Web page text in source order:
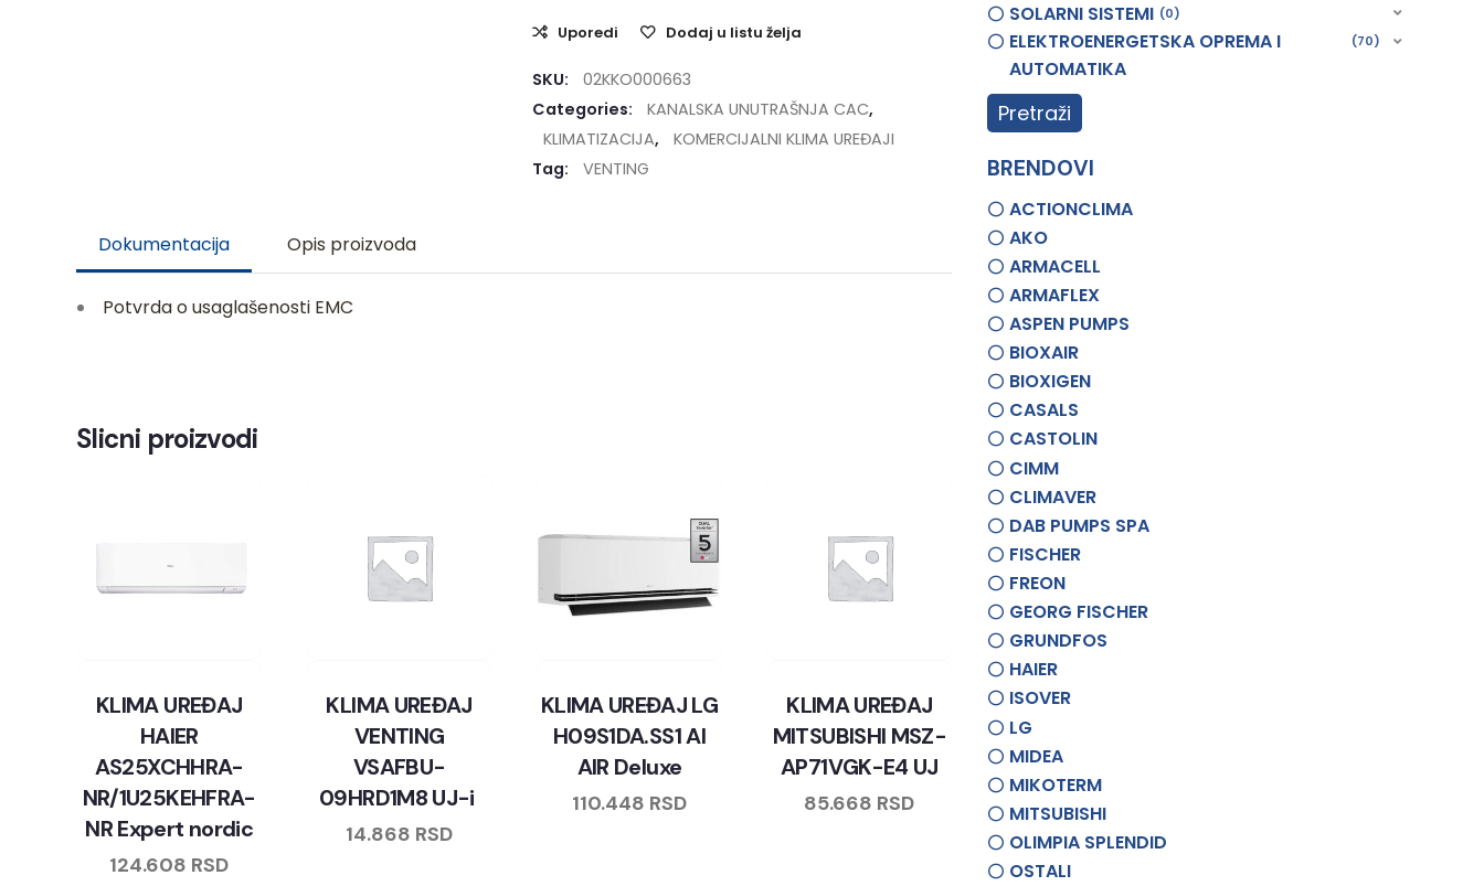
Uporedi Dodaj u listu želja
SKU:
02KKO000663
Categories:
KANALSKA UNUTRAŠNJA CAC,
KLIMATIZACIJA,
KOMERCIJALNI KLIMA UREĐAJI
Tag:
VENTING
Dokumentacija Opis proizvoda
Potvrda o usaglašenosti EMC
Slicni proizvodi
KLIMA UREĐAJ
HAIER
AS25XCHHRA-
NR/1U25KEHFRA-
NR Expert nordic
124.608 RSD
KLIMA UREĐAJ
VENTING
VSAFBU-
09HRD1M8 UJ-i
14.868 RSD
KLIMA UREĐAJ LG
H09S1DA.SS1 AI
AIR Deluxe
110.448 RSD
KLIMA UREĐAJ
MITSUBISHI MSZ-
AP71VGK-E4 UJ
85.668 RSD
SOLARNI SISTEMI 0
ELEKTROENERGETSKA OPREMA I
AUTOMATIKA
70
Pretraži
BRENDOVI
ACTIONCLIMA
AKO
ARMACELL
ARMAFLEX
ASPEN PUMPS
BIOXAIR
BIOXIGEN
CASALS
CASTOLIN
CIMM
CLIMAVER
DAB PUMPS SPA
FISCHER
FREON
GEORG FISCHER
GRUNDFOS
HAIER
ISOVER
LG
MIDEA
MIKOTERM
MITSUBISHI
OLIMPIA SPLENDID
OSTALI